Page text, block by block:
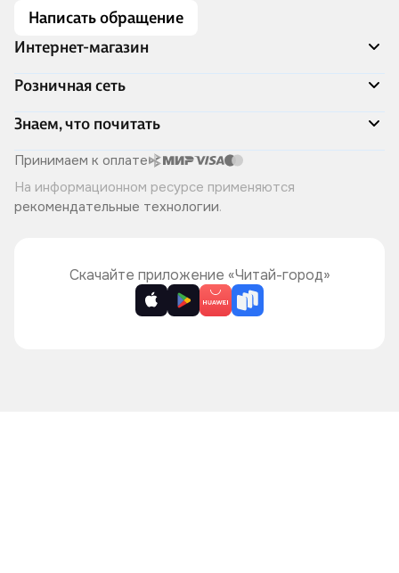
Написать обращение
Интернет-магазин
Акции
Доставка и оплата
Программа лояльности
Подарочные сертификаты
Правила продажи
Политика конфиденциальности
Розничная сеть
Адреса магазинов
Книжный Дозор
О компании
Читай-город для бизнеса
Хотите у нас работать?
Знаем, что почитать
Скоро в продаже
Лучшие из лучших
Читай-журнал
Принимаем к оплате
На информационном ресурсе применяются
рекомендательные технологии.
Скачайте приложение «Читай-город»